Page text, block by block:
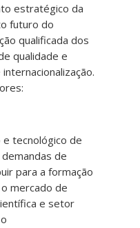
estratégico da
futuro do
qualificada dos
qualidade e
tecnológico de
de
para a formação
mercado de
e setor